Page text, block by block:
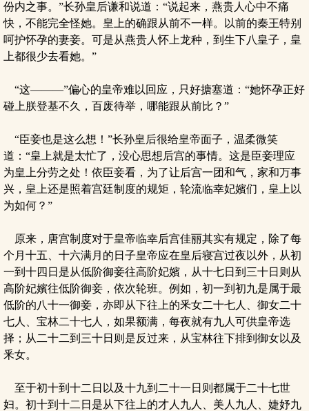
份内之事。”长孙皇后谦和说道：“说起来，燕贵人心中不痛
快，不能完全怪她。皇上的确跟从前不一样。以前的秦王特别
呵护怀孕的妻妾。可是从燕贵人怀上龙种，到生下八皇子，皇
上都很少去看她。”
“这———”偏心的皇帝难以回应，只好搪塞道：“她怀孕正好
碰上朕登基不久，百废待举，哪能跟从前比？”
“臣妾也是这么想！”长孙皇后很给皇帝面子，温柔微笑
道：“皇上就是太忙了，没心思想后宫的事情。这是臣妾理应
为皇上分劳之处！依臣妾看，为了让后宫一团和气，家和万事
兴，皇上还是照着宫廷制度的规矩，轮流临幸妃嬪们，皇上以
为如何？”
原来，唐宫制度对于皇帝临幸后宫佳丽其实有规定，除了每
个月十五、十六满月的日子皇帝应在皇后寝宫过夜以外，从初
一到十四日是从低阶御妾往高阶妃嬪，从十七日到三十日则从
高阶妃嬪往低阶御妾，依次轮班。例如，初一到初九是属于最
低阶的八十一御妾，亦即从下往上的釆女二十七人、御女二十
七人、宝林二十七人，如果额满，每夜就有九人可供皇帝选
择；从二十二到三十日则是反过来，从宝林往下排到御女以及
釆女。
至于初十到十二日以及十九到二十一日则都属于二十七世
妇。初十到十二日是从下往上的才人九人、美人九人、婕妤九